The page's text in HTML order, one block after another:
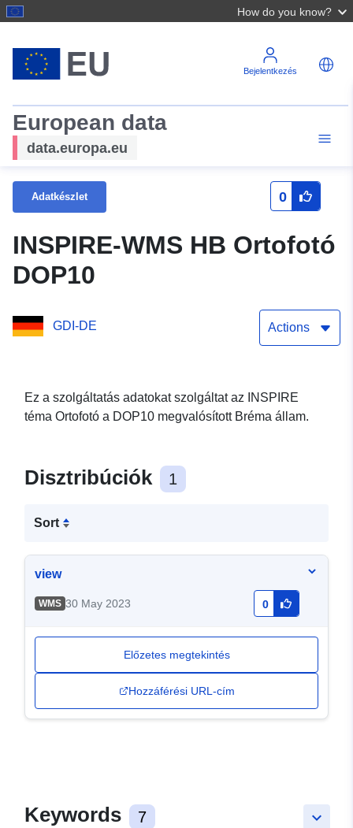
How do you know?
Bejelentkezés
European data
data.europa.eu
Adatkészlet 0
INSPIRE-WMS HB Ortofotó
DOP10
GDI-DE Actions
Ez a szolgáltatás adatokat szolgáltat az INSPIRE
téma Ortofotó a DOP10 megvalósított Bréma állam.
Disztribúciók 1
Sort
view
WMS 30 May 2023 0
Előzetes megtekintés
Hozzáférési URL-cím
keyboard_arrow_down
Keywords 7